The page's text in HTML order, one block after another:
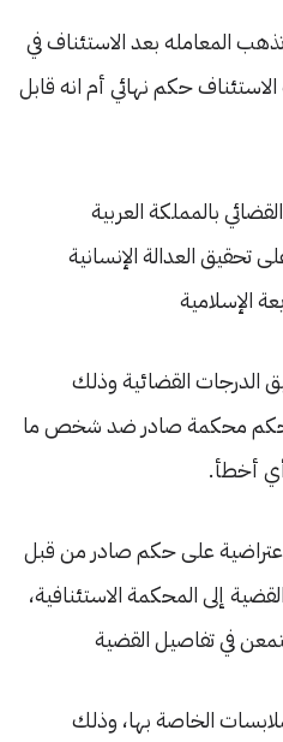
المعامله بعد الاستئناف في
حكم نهائي أم انه قابل
بالمملكة العربية
تحقيق العدالة الإنسانية
الإسلامية
الدرجات القضائية وذلك
حكم محكمة صادر ضد شخص ما
أخطأ.
اعتراضية على حكم صادر من قبل
إلى المحكمة الاستئنافية،
في تفاصيل القضية
الخاصة بها، وذلك